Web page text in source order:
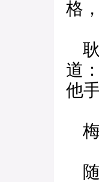
格
耿
道
他
梅
随